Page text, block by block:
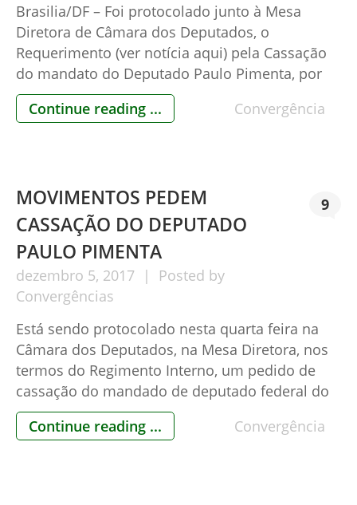
Brasilia/DF – Foi protocolado junto à Mesa
Diretora de Câmara dos Deputados, o
Requerimento (ver notícia aqui) pela Cassação
do mandato do Deputado Paulo Pimenta, por
ferir diversos direitos civis e extrapolar suas
prerrogativas parlamentares. A documentação
Continue reading ... Convergência
MOVIMENTOS PEDEM
CASSAÇÃO DO DEPUTADO
PAULO PIMENTA
dezembro 5, 2017
Posted by
Convergências
9
Está sendo protocolado nesta quarta feira na
Câmara dos Deputados, na Mesa Diretora, nos
termos do Regimento Interno, um pedido de
cassação do mandado de deputado federal do
Sr. Paulo Pimenta, por excessos de suas suas
prerrogativas parlamentares, ao dar voz de
Continue reading ... Convergência